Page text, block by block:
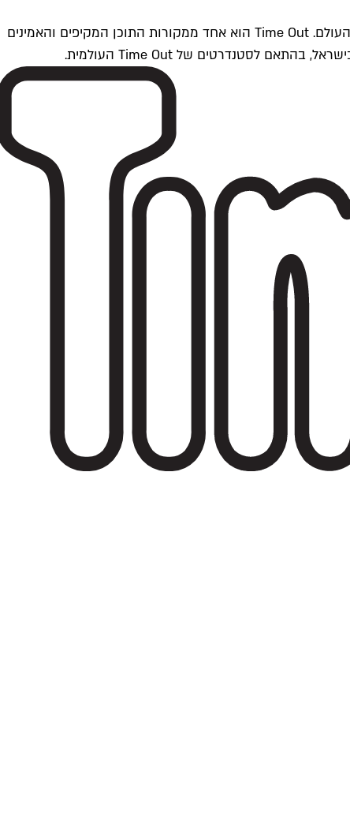
Time Outתל אביב הוא חלק מרשת Time Out Global — רשת מדיה בינלאומית הפועלת ב-360 ערים מרכזיות וב-60 מדינות ברחבי העולם. Time Out הוא אחד ממקורות התוכן המקיפים והאמינים